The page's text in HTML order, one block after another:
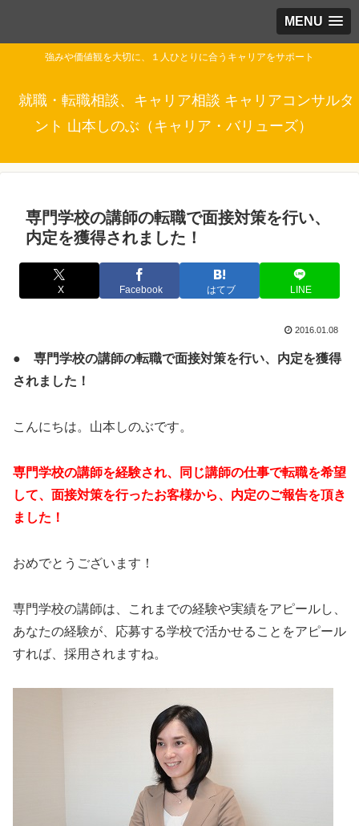
MENU
強みや価値観を大切に、１人ひとりに合うキャリアをサポート
就職・転職相談、キャリア相談 キャリアコンサルタ
ント 山本しのぶ（キャリア・バリューズ）
専門学校の講師の転職で面接対策を行い、
内定を獲得されました！
X Facebook はてブ LINE
2016.01.08
● 専門学校の講師の転職で面接対策を行い、内定を獲得
されました！
こんにちは。山本しのぶです。
専門学校の講師を経験され、同じ講師の仕事で転職を希望
して、面接対策を行ったお客様から、内定のご報告を頂き
ました！
おめでとうございます！
専門学校の講師は、これまでの経験や実績をアピールし、
あなたの経験が、応募する学校で活かせることをアピール
すれば、採用されますね。